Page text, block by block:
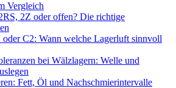
Vergleich
2Z oder offen? Die richtige
C2: Wann welche Lagerluft sinnvoll
bei Wälzlagern: Welle und
Fett, Öl und Nachschmierintervalle